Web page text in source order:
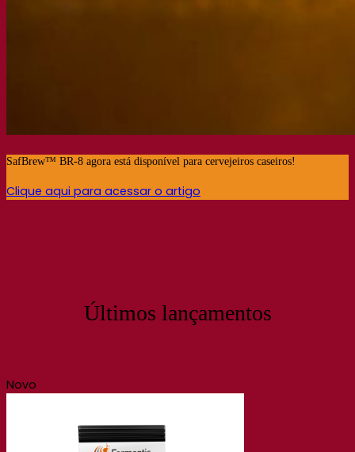
SafBrew™ BR-8 agora está disponível para cervejeiros caseiros!
Clique aqui para acessar o artigo
Últimos lançamentos
Novo